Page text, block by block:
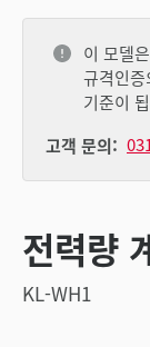
이 모델
규격인
기준이
고객 문의:
전력량
KL-WH1